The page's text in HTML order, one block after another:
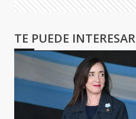
TE PUEDE INTERESAR